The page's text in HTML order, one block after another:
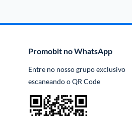
Promobit no WhatsApp
Entre no nosso grupo exclusivo
escaneando o QR Code